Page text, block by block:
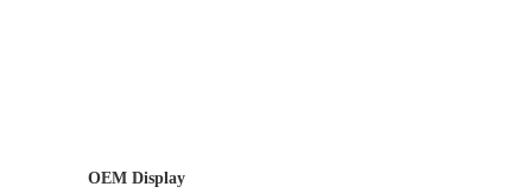
OEM Display